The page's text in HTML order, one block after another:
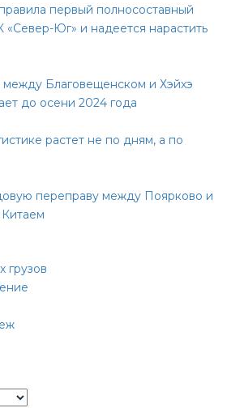
первый полносоставный
«Север-Юг» и надеется нарастить
Благовещенском и Хэйхэ
до осени 2024 года
растет не по дням, а по
переправу между Поярково и
грузов